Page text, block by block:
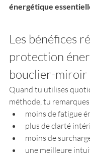
énergétique
Les bénéfices
protection
bouclier-miroir
Quand tu utilises
méthode, tu remarques
moins de fatigue
plus de clarté
moins de
une meilleure